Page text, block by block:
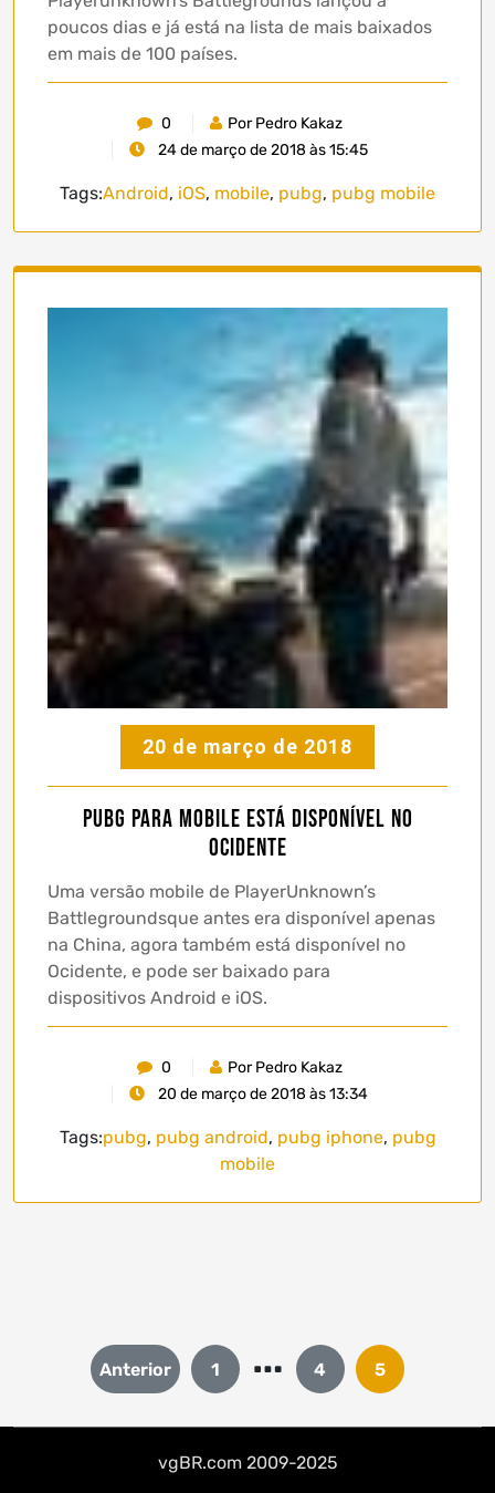
poucos dias e já está na lista de mais baixados
em mais de 100 países.
0
Por Pedro Kakaz
24 de março de 2018 às 15:45
Tags:Android, iOS, mobile, pubg, pubg mobile
20 de março de 2018
PUBG para mobile está disponível no
Ocidente
Uma versão mobile de PlayerUnknown’s
Battlegroundsque antes era disponível apenas
na China, agora também está disponível no
Ocidente, e pode ser baixado para
dispositivos Android e iOS.
0
Por Pedro Kakaz
20 de março de 2018 às 13:34
Tags:pubg, pubg android, pubg iphone, pubg
mobile
Paginação
de
posts
Anterior 1 … 4 5
vgBR.com 2009-2025